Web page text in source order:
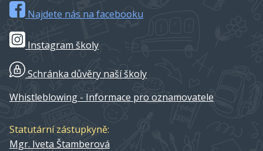
Najdete nás na facebooku
Instagram školy
Schránka důvěry naší školy
Whistleblowing - Informace pro oznamovatele
Statutární zástupkyně:
Mgr. Iveta Štamberová